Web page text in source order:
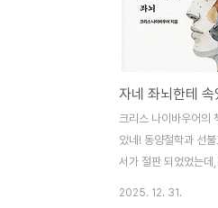
크리스 나이바우어의
았네! 동양철학과 선
서가 절판 되었었는데
2025. 12. 31.